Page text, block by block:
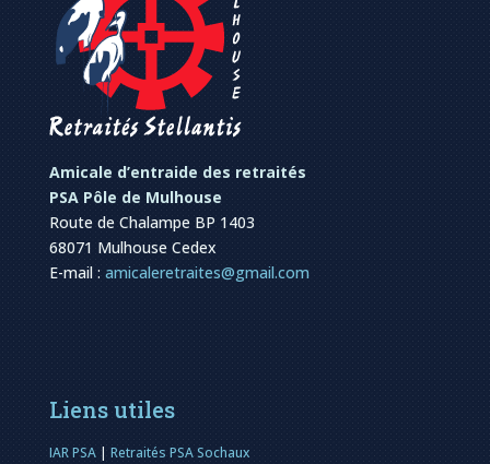
Amicale d’entraide des retraités
PSA Pôle de Mulhouse
Route de Chalampe BP 1403
68071 Mulhouse Cedex
E-mail : amicaleretraites@gmail.com
Liens utiles
IAR PSA| Retraités PSA Sochaux